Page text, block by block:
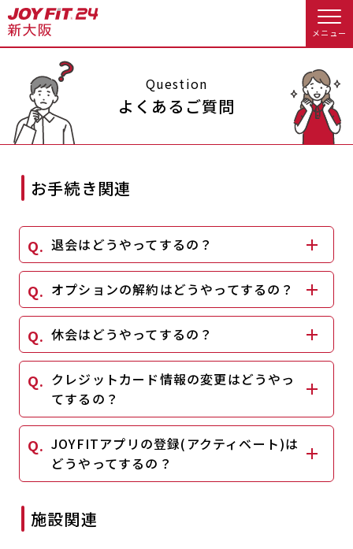
メニュー
店舗トップ
オプション料金 アクセス
店舗情報・サービス よくあるご質問
店舗へのお問い合わせ
入会するトップ
Appで入会手続き料金・サービス等詳しく見る
入会を悩まれている方へトップ
料金のご案内
アクセス
見学・体験 入会方法
JOYFIT総合トップ JOYFIT
JOYFIT24
JOYFIT+
Question
よくあるご質問
お手続き関連
退会はどうやってするの？
オプションの解約はどうやってするの？
休会はどうやってするの？
クレジットカード情報の変更はどうやっ
てするの？
JOYFITアプリの登録(アクティベート)は
どうやってするの？
施設関連